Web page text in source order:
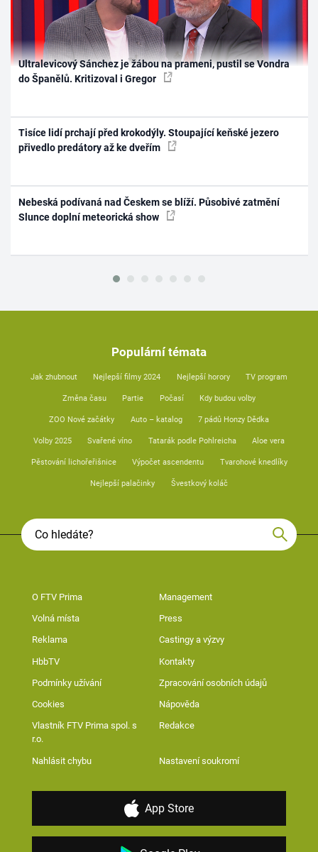
Ultralevicový Sánchez je žábou na prameni, pustil se Vondra
do Španělů. Kritizoval i Gregor
Tisíce lidí prchají před krokodýly. Stoupající keňské jezero
přivedlo predátory až ke dveřím
Nebeská podívaná nad Českem se blíží. Působivé zatmění
Slunce doplní meteorická show
Populární témata
Jak zhubnout Nejlepší filmy 2024 Nejlepší horory TV program
Změna času Partie Počasí Kdy budou volby
ZOO Nové začátky Auto – katalog 7 pádů Honzy Dědka
Volby 2025 Svařené víno Tatarák podle Pohlreicha Aloe vera
Pěstování lichořeřišnice Výpočet ascendentu Tvarohové knedlíky
Nejlepší palačinky Švestkový koláč
O FTV Prima Management
Volná místa Press
Reklama Castingy a výzvy
HbbTV Kontakty
Podmínky užívání Zpracování osobních údajů
Cookies Nápověda
Vlastník FTV Prima spol. s
r.o.
Redakce
Nahlásit chybu Nastavení soukromí
App Store